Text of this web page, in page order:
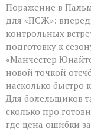
Поражение в
для «ПСЖ»:
контрольных
подготовку к
«Манчестер
новой точкой
насколько быстро
Для болельщиков
сколько про
где цена ошибки